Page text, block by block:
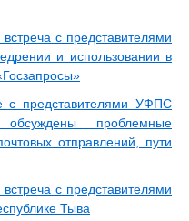
с представителями
и использовании в
с представителями УФПС
проблемные
отправлений, пути
с представителями
Тыва